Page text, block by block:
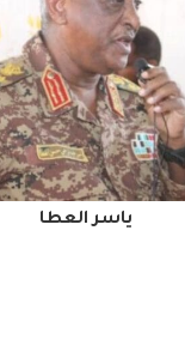
ياسر العطا